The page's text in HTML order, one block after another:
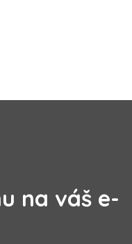
na váš e-